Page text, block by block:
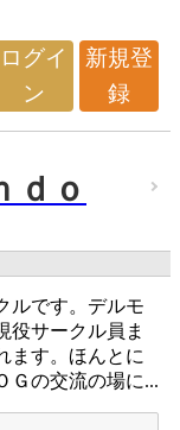
ログイ
ン
新規登
録
ｄｏ
ルです。デルモ
役サークル員ま
ます。ほんとに
Ｇの交流の場に...